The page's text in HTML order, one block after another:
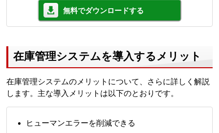
無料でダウンロードする
在庫管理システムを導入するメリット
在庫管理システムのメリットについて、さらに詳しく解説
します。主な導入メリットは以下のとおりです。
ヒューマンエラーを削減できる